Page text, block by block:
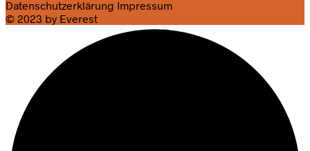
Datenschutzerklärung Impressum
© 2023 by Everest